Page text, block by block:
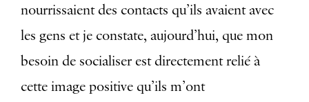
nourrissaient des contacts qu’ils avaient avec
les gens et je constate, aujourd’hui, que mon
besoin de socialiser est directement relié à
cette image positive qu’ils m’ont